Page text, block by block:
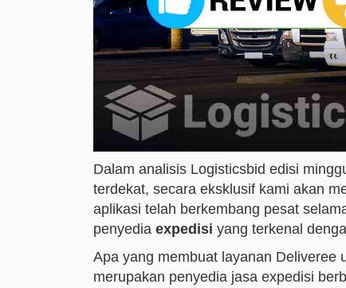
Dalam analisis Logisticsbid edisi
terdekat, secara eksklusif kami akan
aplikasi telah berkembang pesat
penyedia expedisi yang terkenal
Apa yang membuat layanan Deliveree
merupakan penyedia jasa expedisi